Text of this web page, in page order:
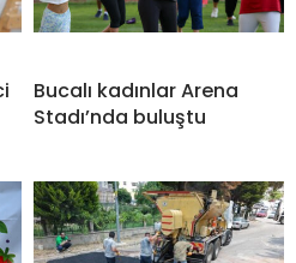
Bucalı kadınlar Arena
Stadı’nda buluştu